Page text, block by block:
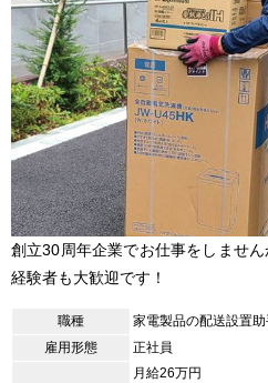
創立30周年企業でお仕事をしませ
経験者も大歓迎です！
職種
家電製品の配送設置
雇用形態
正社員
月給26万円